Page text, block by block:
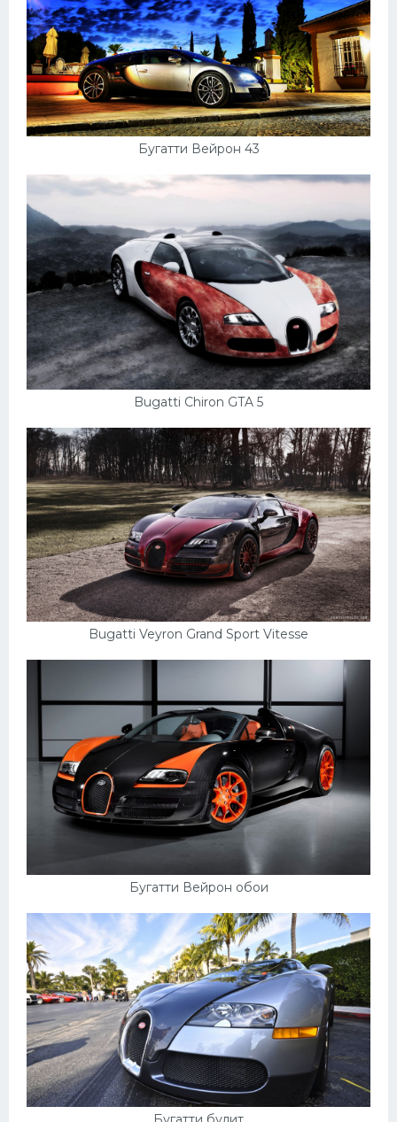
Бугатти Вейрон 43
Bugatti Chiron GTA 5
Bugatti Veyron Grand Sport Vitesse
Бугатти Вейрон обои